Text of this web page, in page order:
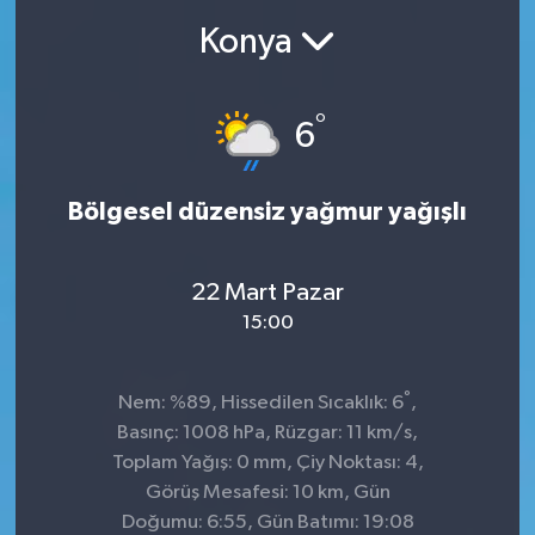
Konya
6°
Bölgesel düzensiz yağmur yağışlı
22 Mart Pazar
15:00
Nem: %89, Hissedilen Sıcaklık: 6° ,
Basınç: 1008 hPa, Rüzgar: 11 km/s,
Toplam Yağış: 0 mm, Çiy Noktası: 4,
Görüş Mesafesi: 10 km, Gün
Doğumu: 6:55, Gün Batımı: 19:08